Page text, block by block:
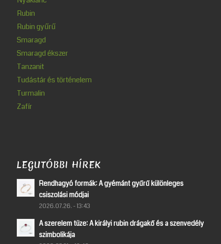
Rubin
Rubin gyűrű
Smaragd
Smaragd ékszer
Tanzanit
Tudástár és történelem
Turmalin
Zafír
LEGUTÓBBI HÍREK
Rendhagyó formák: A gyémánt gyűrű különleges
csiszolási módjai
2026.07.26. - 13:43
A szerelem tüze: A királyi rubin drágakő és a szenvedély
szimbolikája